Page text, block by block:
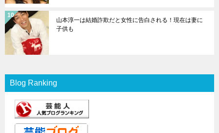
山本淳一は結婚詐欺だと女性に告白される！現在は妻に
子供も
Blog Ranking